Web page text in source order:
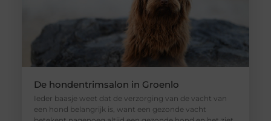
De hondentrimsalon in Groenlo
Ieder baasje weet dat de verzorging van de vacht van
een hond belangrijk is, want een gezonde vacht